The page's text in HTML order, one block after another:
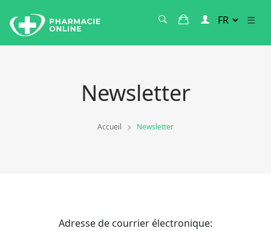
Newsletter
Accueil Newsletter
Adresse de courrier électronique: